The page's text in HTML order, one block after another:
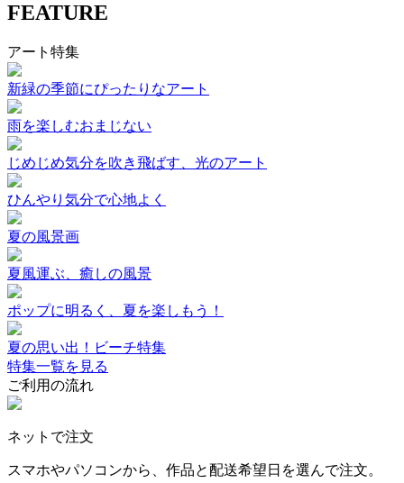
FEATURE
アート特集
新緑の季節にぴったりなアート
雨を楽しむおまじない
じめじめ気分を吹き飛ばす、光のアート
ひんやり気分で心地よく
夏の風景画
夏風運ぶ、癒しの風景
ポップに明るく、夏を楽しもう！
夏の思い出！ビーチ特集
特集一覧を見る
ご利用の流れ
ネットで注文
スマホやパソコンから、作品と配送希望日を選んで注文。